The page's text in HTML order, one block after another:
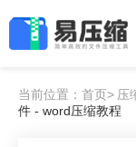
当前位置：首页> 压
件 - word压缩教程